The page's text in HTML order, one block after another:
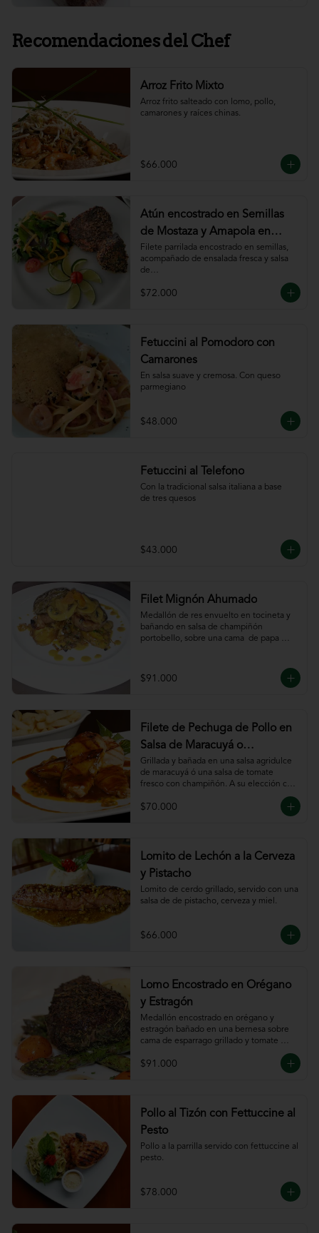
Recomendaciones del Chef
Arroz Frito Mixto
Arroz frito salteado con lomo, pollo,
camarones y raíces chinas.
$66.000
Atún encostrado en Semillas
de Mostaza y Amapola en
salsa de ajillo
Filete parrilada encostrado en semillas,
acompañado de ensalada fresca y salsa
de
$72.000
Fetuccini al Pomodoro con
Camarones
En salsa suave y cremosa. Con queso
parmegiano
$48.000
Fetuccini al Telefono
Con la tradicional salsa italiana a base
de tres quesos
$43.000
Filet Mignón Ahumado
Medallón de res envuelto en tocineta y
bañando en salsa de champiñón
portobello, sobre una cama  de papa
$91.000
Filete de Pechuga de Pollo en
Salsa de Maracuyá o
Pomodoro
Grillada y bañada en una salsa agridulce
de maracuyá ó una salsa de tomate
fresco con champiñón. A su elección con
espiral o puré.
$70.000
Lomito de Lechón a la Cerveza
y Pistacho
Lomito de cerdo grillado, servido con una
salsa de de pistacho, cerveza y miel.
$66.000
Lomo Encostrado en Orégano
y Estragón
Medallón encostrado en orégano y
estragón bañado en una bernesa sobre
cama de esparrago grillado y tomate
$91.000
Pollo al Tizón con Fettuccine al
Pesto
Pollo a la parrilla servido con fettuccine al
pesto.
$78.000